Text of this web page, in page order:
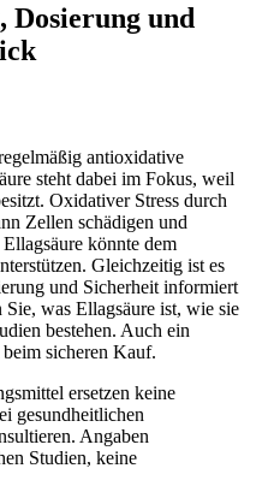
und
antioxidative
steht dabei im Fokus, weil
Oxidativer Stress durch
Zellen schädigen und
könnte dem
Gleichzeitig ist es
und Sicherheit informiert
was Ellagsäure ist, wie sie
bestehen. Auch ein
sicheren Kauf.
ersetzen keine
gesundheitlichen
Angaben
Studien, keine